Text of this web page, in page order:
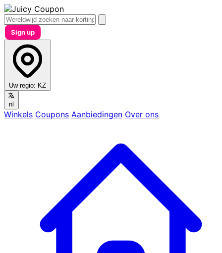
Sign up
Uw regio: KZ
nl
Winkels Coupons Aanbiedingen Over ons